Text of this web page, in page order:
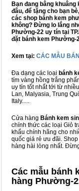
Bạn đang bâng
đâu, để tặng cho bạn
các shop bánh kem
không? Đừng lo lắng
Phường-22 uy tín tại
đặt bánh kem Phường-
Xem tại: CÁC MẪU
Đa dạng các loại bánh
tím vàng hồng trắng
uy tín tốt nhất tới từ
Lan, Malyasia, Trung
Italy.....
Cửa hàng Bánh kem
chính thức các loại Giỏ
khẩu chính hãng cho
quốc giá rẻ ưu đãi.
hàng hài lòng nhất.
Các mẫu bánh
hàng Phường-